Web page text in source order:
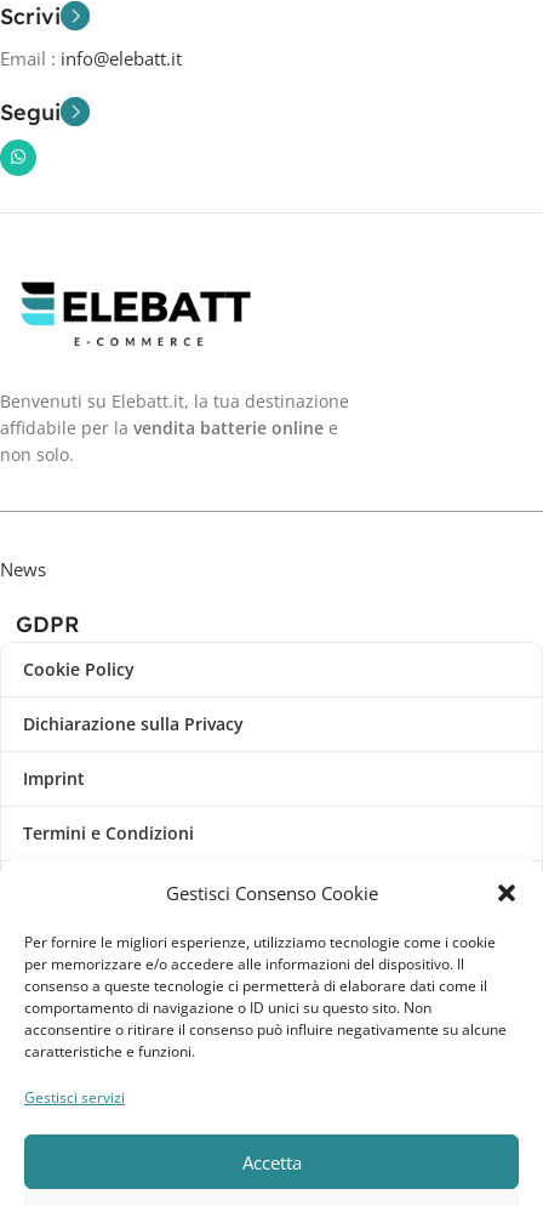
Gestisci Consenso Cookie
Per fornire le migliori esperienze, utilizziamo tecnologie come i cookie
per memorizzare e/o accedere alle informazioni del dispositivo. Il
consenso a queste tecnologie ci permetterà di elaborare dati come il
comportamento di navigazione o ID unici su questo sito. Non
acconsentire o ritirare il consenso può influire negativamente su alcune
caratteristiche e funzioni.
Gestisci servizi
Accetta
Scrivi
Email : info@elebatt.it
Segui
Benvenuti su Elebatt.it, la tua destinazione
affidabile per la vendita batterie online e
non solo.
News
GDPR
Cookie Policy
Dichiarazione sulla Privacy
Imprint
Termini e Condizioni
Pagine Dedicate
Raffrescatori Evaporativi Industriali